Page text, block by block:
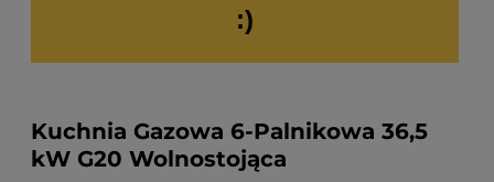
:)
Kuchnia Gazowa 6-Palnikowa 36,5
kW G20 Wolnostojąca